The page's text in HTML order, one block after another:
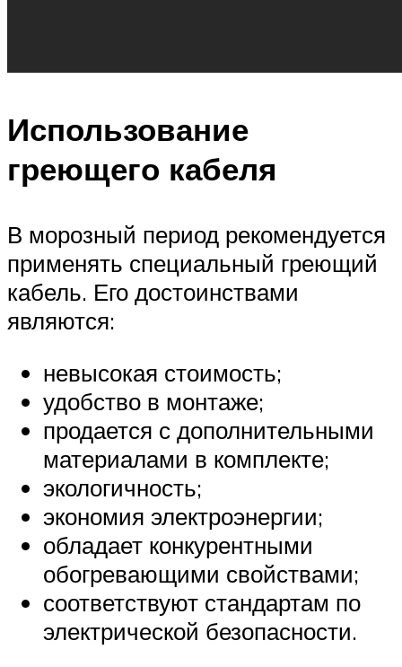
Использование
греющего кабеля
В морозный период рекомендуется
применять специальный греющий
кабель. Его достоинствами
являются:
невысокая стоимость;
удобство в монтаже;
продается с дополнительными
материалами в комплекте;
экологичность;
экономия электроэнергии;
обладает конкурентными
обогревающими свойствами;
соответствуют стандартам по
электрической безопасности.